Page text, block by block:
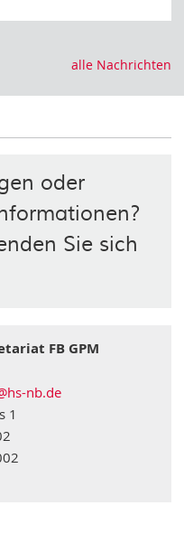
alle Nachrichten
oder
Sie sich
FB GPM
nb.de
1